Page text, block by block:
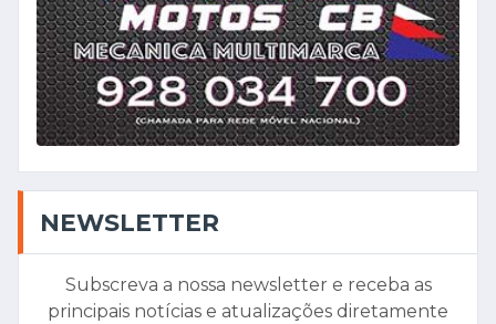
NEWSLETTER
Subscreva a nossa newsletter e receba as
principais notícias e atualizações diretamente